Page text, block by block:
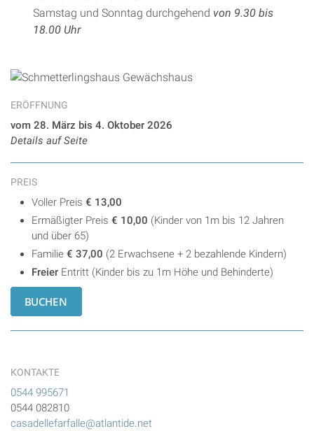
Samstag und Sonntag durchgehend von 9.30 bis
18.00 Uhr
ERÖFFNUNG
vom 28. März bis 4. Oktober 2026
Details auf Seite
PREIS
Voller Preis€ 13,00
Ermäßigter Preis€ 10,00 (Kinder von 1m bis 12 Jahren
und über 65)
Familie€ 37,00 (2 Erwachsene + 2 bezahlende Kindern)
Freier Entritt (Kinder bis zu 1m Höhe und Behinderte)
KONTAKTE
0544 995671
0544 082810
casadellefarfalle@atlantide.net